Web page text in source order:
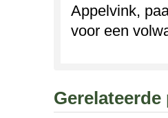
Appelvink,
voor een